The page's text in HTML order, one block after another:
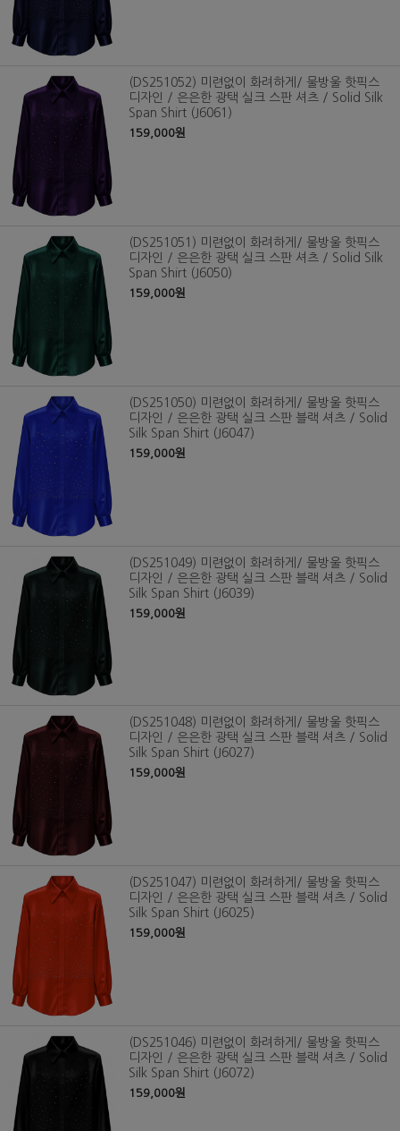
(DS251052) 미련없이 화려하게/ 물방울 핫픽스
디자인 / 은은한 광택 실크 스판 셔츠 / Solid Silk
Span Shirt (J6061)
159,000원
(DS251051) 미련없이 화려하게/ 물방울 핫픽스
디자인 / 은은한 광택 실크 스판 셔츠 / Solid Silk
Span Shirt (J6050)
159,000원
(DS251050) 미련없이 화려하게/ 물방울 핫픽스
디자인 / 은은한 광택 실크 스판 블랙 셔츠 / Solid
Silk Span Shirt (J6047)
159,000원
(DS251049) 미련없이 화려하게/ 물방울 핫픽스
디자인 / 은은한 광택 실크 스판 블랙 셔츠 / Solid
Silk Span Shirt (J6039)
159,000원
(DS251048) 미련없이 화려하게/ 물방울 핫픽스
디자인 / 은은한 광택 실크 스판 블랙 셔츠 / Solid
Silk Span Shirt (J6027)
159,000원
(DS251047) 미련없이 화려하게/ 물방울 핫픽스
디자인 / 은은한 광택 실크 스판 블랙 셔츠 / Solid
Silk Span Shirt (J6025)
159,000원
(DS251046) 미련없이 화려하게/ 물방울 핫픽스
디자인 / 은은한 광택 실크 스판 블랙 셔츠 / Solid
Silk Span Shirt (J6072)
159,000원